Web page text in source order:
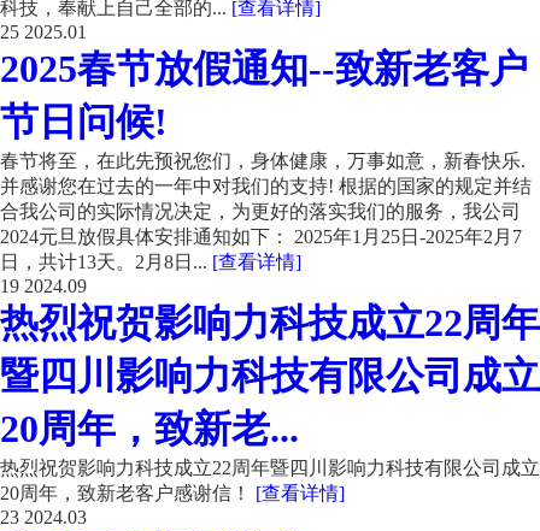
科技，奉献上自己全部的... [查看详情]
25 2025.01
2025春节放假通知--致新老客户
节日问候!
春节将至，在此先预祝您们，身体健康，万事如意，新春快乐.
并感谢您在过去的一年中对我们的支持! 根据的国家的规定并结
合我公司的实际情况决定，为更好的落实我们的服务，我公司
2024元旦放假具体安排通知如下： 2025年1月25日-2025年2月7
日，共计13天。2月8日... [查看详情]
19 2024.09
热烈祝贺影响力科技成立22周年
暨四川影响力科技有限公司成立
20周年，致新老...
热烈祝贺影响力科技成立22周年暨四川影响力科技有限公司成立
20周年，致新老客户感谢信！ [查看详情]
23 2024.03